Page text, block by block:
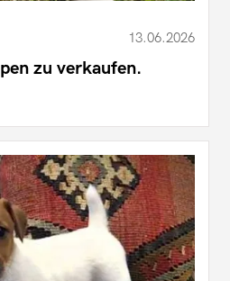
13.06.2026
zu verkaufen.